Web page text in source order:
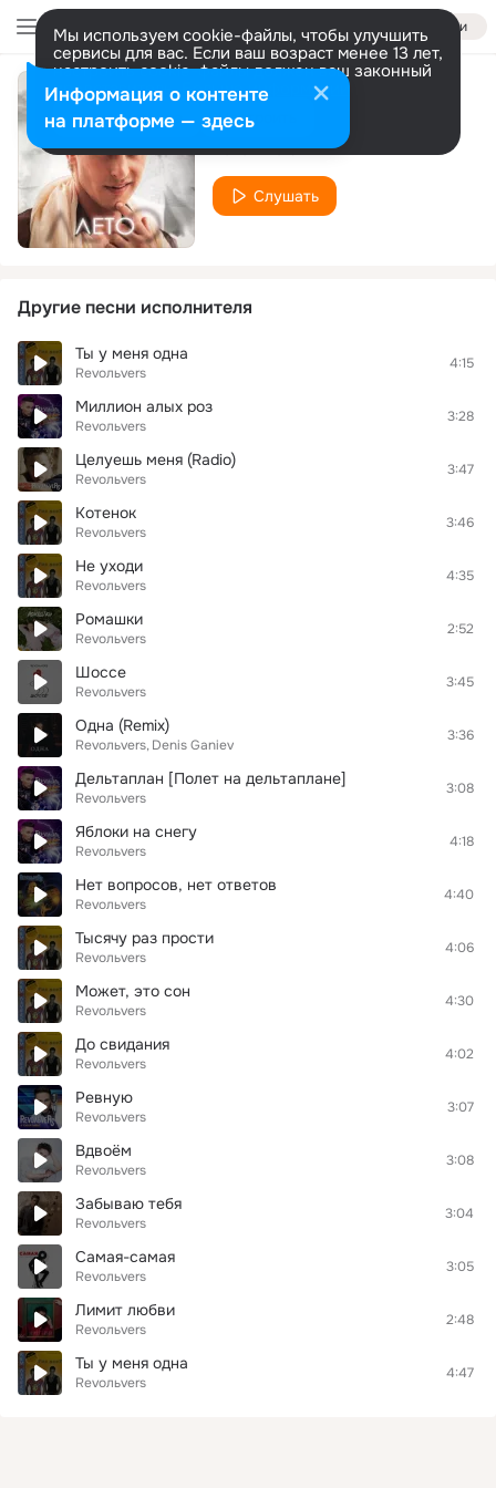
Войти
Мы используем cookie-файлы, чтобы улучшить
сервисы для вас. Если ваш возраст менее 13 лет,
настроить cookie-файлы должен ваш законный
представитель. Больше информации
Разрешить все Настроить
Лето
Revoльvers
Слушать
Другие песни исполнителя
Ты у меня одна
Revoльvers
4:15
Миллион алых роз
Revoльvers
3:28
Целуешь меня (Radio)
Revoльvers
3:47
Котенок
Revoльvers
3:46
Не уходи
Revoльvers
4:35
Ромашки
Revoльvers
2:52
Шоссе
Revoльvers
3:45
Одна (Remix)
Revoльvers Denis Ganiev
3:36
Дельтаплан [Полет на дельтаплане]
Revoльvers
3:08
Яблоки на снегу
Revoльvers
4:18
Нет вопросов, нет ответов
Revoльvers
4:40
Тысячу раз прости
Revoльvers
4:06
Может, это сон
Revoльvers
4:30
До свидания
Revoльvers
4:02
Ревную
Revoльvers
3:07
Вдвоём
Revoльvers
3:08
Забываю тебя
Revoльvers
3:04
Самая-самая
Revoльvers
3:05
Лимит любви
Revoльvers
2:48
Ты у меня одна
Revoльvers
4:47
Информация о контенте
на платформе — здесь